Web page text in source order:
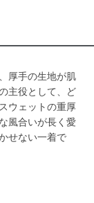
厚手の生地が肌
主役として、ど
ウェットの重厚
風合いが長く愛
せない一着で